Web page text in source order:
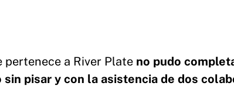
a River Plate no pudo
sin pisar y con la asistencia de dos